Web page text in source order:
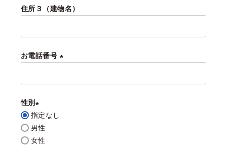
)
住所３（建物名）
お電話番号
必
性別
(
必
須
指定なし
男性
女性